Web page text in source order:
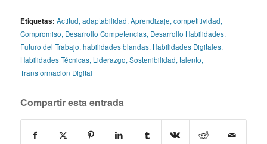
Etiquetas: Actitud, adaptabilidad, Aprendizaje, competitividad,
Compromiso, Desarrollo Competencias, Desarrollo Habilidades,
Futuro del Trabajo, habilidades blandas, Habilidades Digitales,
Habilidades Técnicas, Liderazgo, Sostenibilidad, talento,
Transformación Digital
Compartir esta entrada